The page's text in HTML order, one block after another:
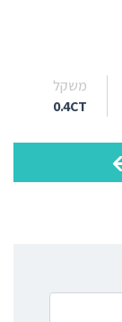
משקל
0.4CT